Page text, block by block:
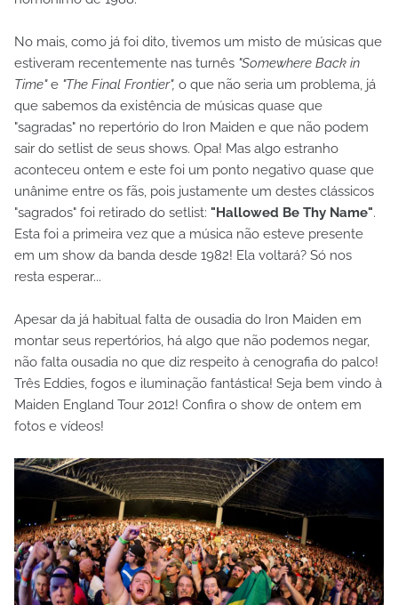
No mais, como já foi dito, tivemos um misto de músicas que
estiveram recentemente nas turnês "Somewhere Back in
Time"e "The Final Frontier", o que não seria um problema, já
que sabemos da existência de músicas quase que
"sagradas" no repertório do Iron Maiden e que não podem
sair do setlist de seus shows. Opa! Mas algo estranho
aconteceu ontem e este foi um ponto negativo quase que
unânime entre os fãs, pois justamente um destes clássicos
"sagrados" foi retirado do setlist: "Hallowed Be Thy Name".
Esta foi a primeira vez que a música não esteve presente
em um show da banda desde 1982! Ela voltará? Só nos
resta esperar...
Apesar da já habitual falta de ousadia do Iron Maiden em
montar seus repertórios, há algo que não podemos negar,
não falta ousadia no que diz respeito à cenografia do palco!
Três Eddies, fogos e iluminação fantástica! Seja bem vindo à
Maiden England Tour 2012! Confira o show de ontem em
fotos e vídeos!